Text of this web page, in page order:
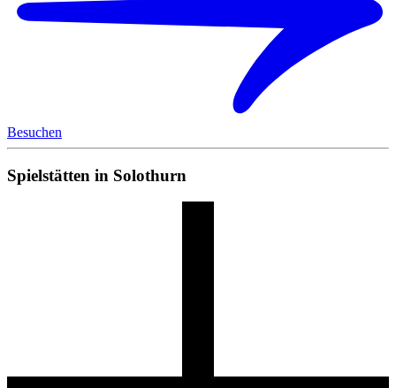
Besuchen
Spielstätten in Solothurn